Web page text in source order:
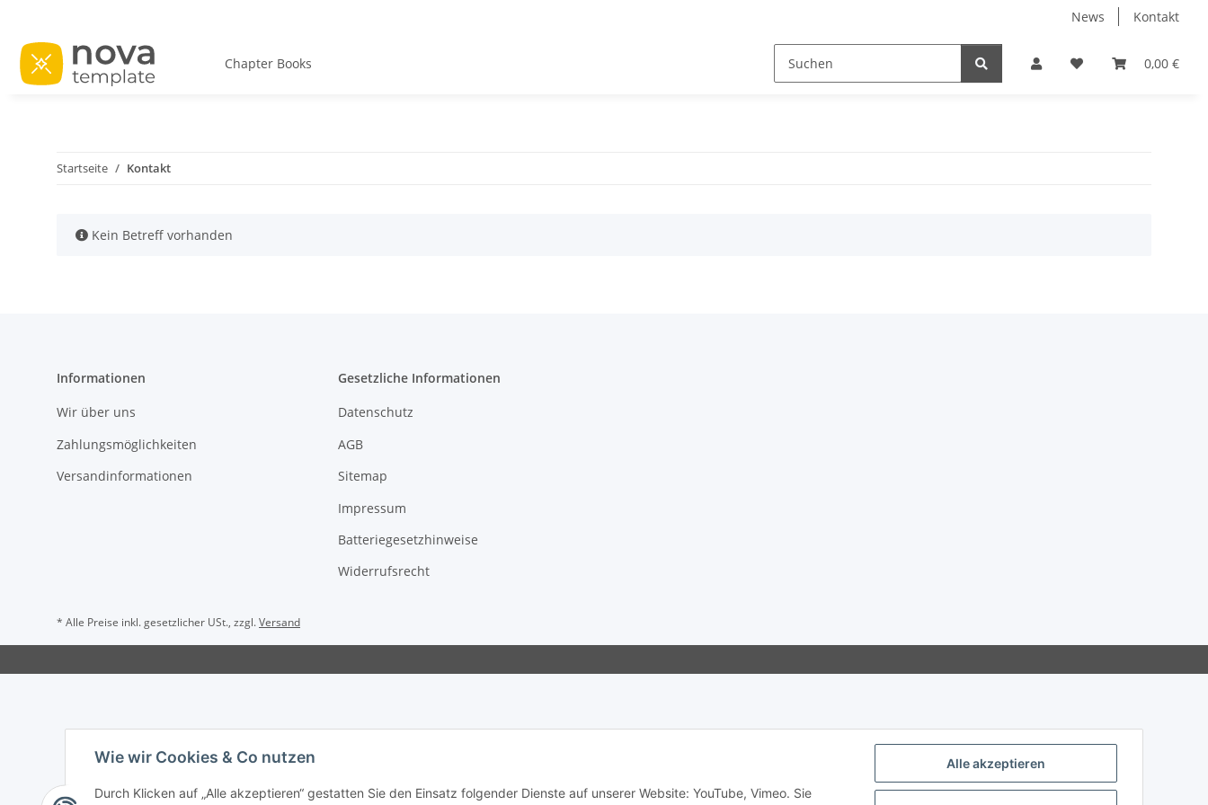
Alle akzeptieren
Wie wir Cookies & Co nutzen
Durch Klicken auf „Alle akzeptieren“ gestatten Sie den Einsatz folgender Dienste auf unserer Website: YouTube, Vimeo. Sie
News Kontakt
0,00 €
Chapter Books
Startseite Kontakt
x Kein Betreff vorhanden
Informationen
Wir über uns
Zahlungsmöglichkeiten
Versandinformationen
Gesetzliche Informationen
Datenschutz
AGB
Sitemap
Impressum
Batteriegesetzhinweise
Widerrufsrecht
* Alle Preise inkl. gesetzlicher USt., zzgl.Versand